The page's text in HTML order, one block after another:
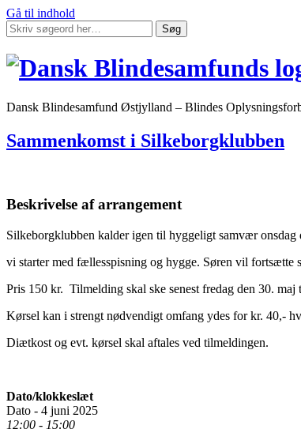
Gå til indhold
Søg
Dansk Blindesamfund Østjylland – Blindes
Sammenkomst i Silkeborgklubben
Beskrivelse af arrangement
Silkeborgklubben kalder igen til hyggeligt samvær
vi starter med fællesspisning og hygge. Søren vil fortsætte
Pris 150 kr. Tilmelding skal ske senest fredag den 30.
Kørsel kan i strengt nødvendigt omfang ydes for kr. 40,-
Diætkost og evt. kørsel skal aftales ved tilmeldingen.
Dato/klokkeslæt
Dato - 4 juni 2025
12:00 - 15:00